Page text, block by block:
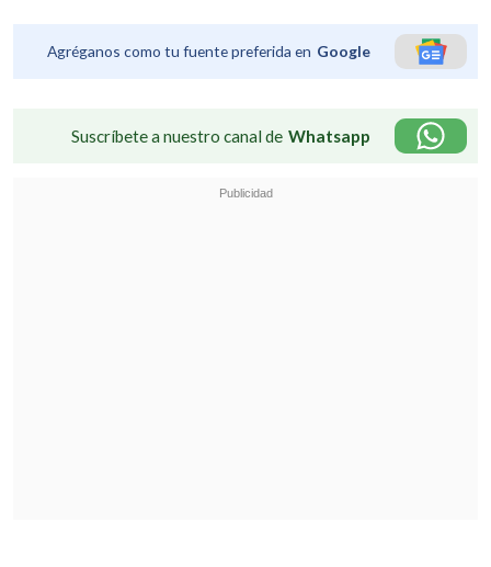
Agréganos como tu fuente preferida en Google
Suscríbete a nuestro canal de Whatsapp